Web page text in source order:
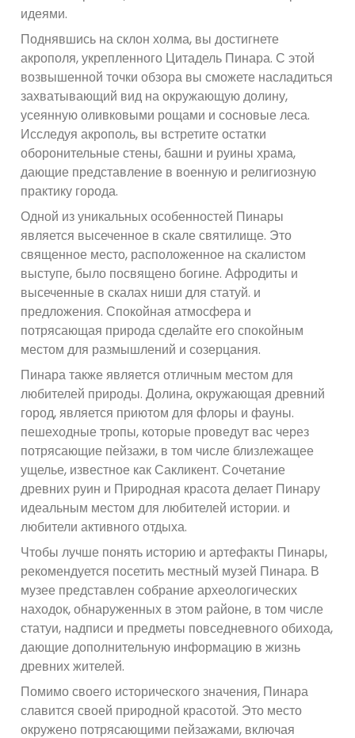
идеями.
Поднявшись на склон холма, вы достигнете
акрополя, укрепленного Цитадель Пинара. С этой
возвышенной точки обзора вы сможете насладиться
захватывающий вид на окружающую долину,
усеянную оливковыми рощами и сосновые леса.
Исследуя акрополь, вы встретите остатки
оборонительные стены, башни и руины храма,
дающие представление в военную и религиозную
практику города.
Одной из уникальных особенностей Пинары
является высеченное в скале святилище. Это
священное место, расположенное на скалистом
выступе, было посвящено богине. Афродиты и
высеченные в скалах ниши для статуй. и
предложения. Спокойная атмосфера и
потрясающая природа сделайте его спокойным
местом для размышлений и созерцания.
Пинара также является отличным местом для
любителей природы. Долина, окружающая древний
город, является приютом для флоры и фауны.
пешеходные тропы, которые проведут вас через
потрясающие пейзажи, в том числе близлежащее
ущелье, известное как Сакликент. Сочетание
древних руин и Природная красота делает Пинару
идеальным местом для любителей истории. и
любители активного отдыха.
Чтобы лучше понять историю и артефакты Пинары,
рекомендуется посетить местный музей Пинара. В
музее представлен собрание археологических
находок, обнаруженных в этом районе, в том числе
статуи, надписи и предметы повседневного обихода,
дающие дополнительную информацию в жизнь
древних жителей.
Помимо своего исторического значения, Пинара
славится своей природной красотой. Это место
окружено потрясающими пейзажами, включая